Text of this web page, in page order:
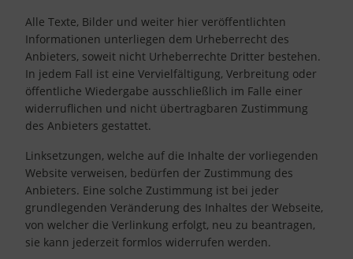
Alle Texte, Bilder und weiter hier veröffentlichten
Informationen unterliegen dem Urheberrecht des
Anbieters, soweit nicht Urheberrechte Dritter bestehen.
In jedem Fall ist eine Vervielfältigung, Verbreitung oder
öffentliche Wiedergabe ausschließlich im Falle einer
widerruflichen und nicht übertragbaren Zustimmung
des Anbieters gestattet.
Linksetzungen, welche auf die Inhalte der vorliegenden
Website verweisen, bedürfen der Zustimmung des
Anbieters. Eine solche Zustimmung ist bei jeder
grundlegenden Veränderung des Inhaltes der Webseite,
von welcher die Verlinkung erfolgt, neu zu beantragen,
sie kann jederzeit formlos widerrufen werden.